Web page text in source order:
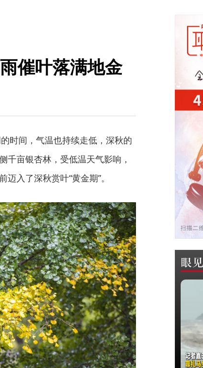
催叶落满地金
时间，气温也持续走低，深秋的
千亩银杏林，受低温天气影响，
入了深秋赏叶“黄金期”。